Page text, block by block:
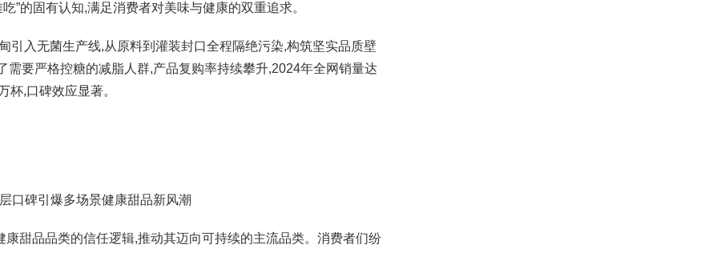
”的固有认知,满足消费者对美味与健康的双重追求。
引入无菌生产线,从原料到灌装封口全程隔绝污染,构筑坚实品质壁
需要严格控糖的减脂人群,产品复购率持续攀升,2024年全网销量达
杯,口碑效应显著。
口碑引爆多场景健康甜品新风潮
甜品品类的信任逻辑,推动其迈向可持续的主流品类。消费者们纷